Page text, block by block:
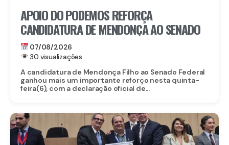
APOIO DO PODEMOS REFORÇA
CANDIDATURA DE MENDONÇA AO SENADO
07/08/2026
30 visualizações
A candidatura de Mendonça Filho ao Senado Federal
ganhou mais um importante reforço nesta quinta-
feira(6), com a declaração oficial de...